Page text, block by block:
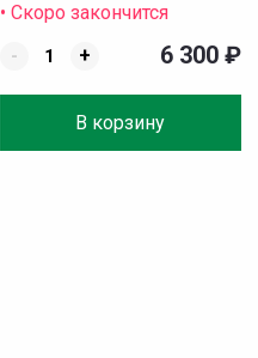
• Скоро закончится
-
+
В корзину
6 300 ₽